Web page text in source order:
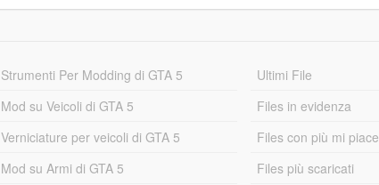
Strumenti Per Modding di GTA 5
Mod su Veicoli di GTA 5
Verniciature per veicoli di GTA 5
Mod su Armi di GTA 5
Ultimi File
Files in evidenza
Files con più mi piace
Files più scaricati